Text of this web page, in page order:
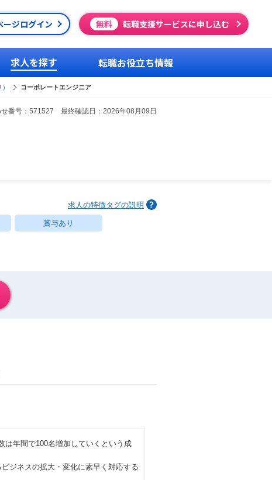
ージログイン 無料 転職支援サービスに申し込む
求人を探す 転職お役立ち情報
コーポレートエンジニア
せ番号：571527 最終確認日：2026年08月09日
求人の特徴タグの説明
賞与あり
は年間で100名増加していくという成
ジネスの拡大・変化に素早く対応する